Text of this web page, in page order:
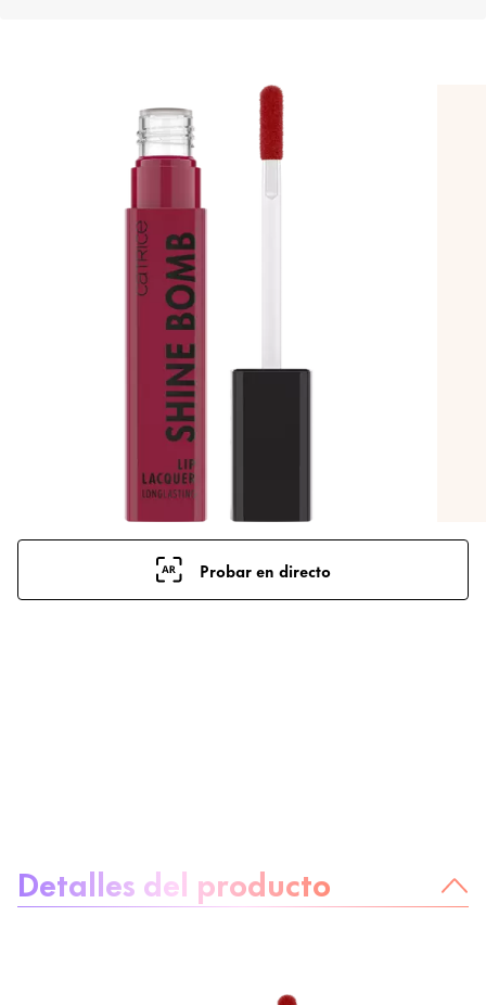
Probar en directo
Detalles del producto